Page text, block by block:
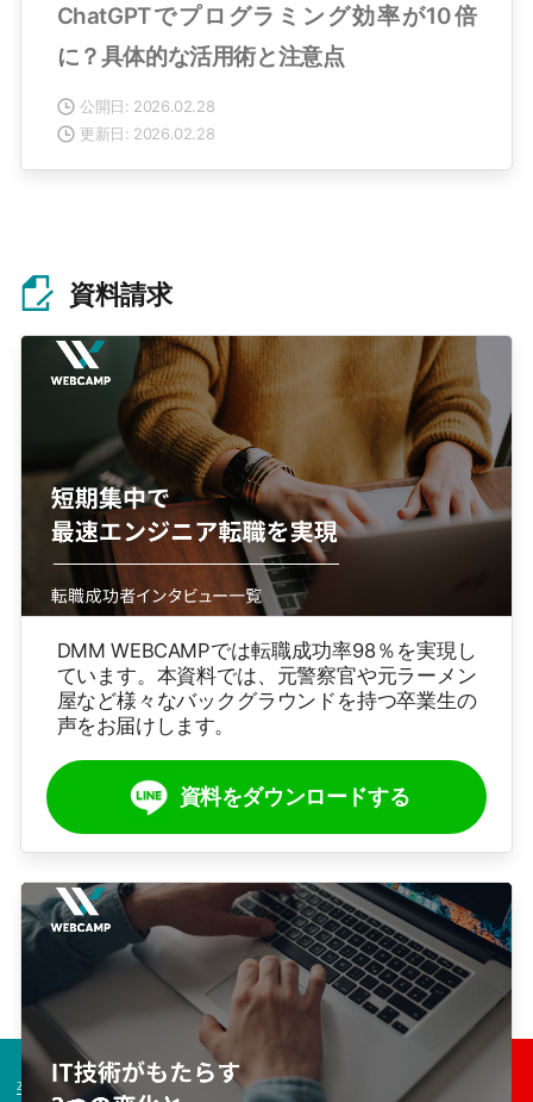
卒業生の声 コース一覧 今すぐ無料相談！
ChatGPTでプログラミング効率が10倍
に？具体的な活用術と注意点
公開日: 2026.02.28
更新日: 2026.02.28
資料請求
DMM WEBCAMPでは転職成功率98％を実現し
ています。本資料では、元警察官や元ラーメン
屋など様々なバックグラウンドを持つ卒業生の
声をお届けします。
資料をダウンロードする